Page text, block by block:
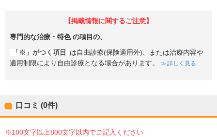
【掲載情報に関するご注意】
専門的な治療・特色の項目の、
「※」がつく項目
は自由診療(保険適用外)、または治療内容や
適用制限により自由診療となる場合があります。
詳しく見る
口コミ (0件)
※100文字以上800文字以内でご記入ください